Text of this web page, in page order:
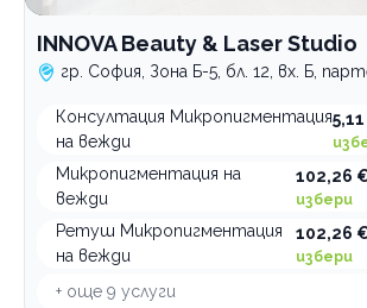
INNOVA Beauty & Laser Studio
гр. София, Зона Б-5, бл. 12, вх. Б,
Консултация Микропигментация
на вежди
Микропигментация на
вежди
102,26
избери
Ретуш Микропигментация
на вежди
102,26
избери
+ още 9 услуги